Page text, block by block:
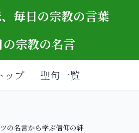
宗教の名言
ップ 聖句一覧
の名言から学ぶ信仰の絆